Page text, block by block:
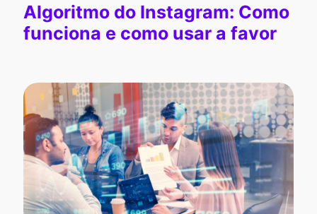
Algoritmo do Instagram: Como
funciona e como usar a favor